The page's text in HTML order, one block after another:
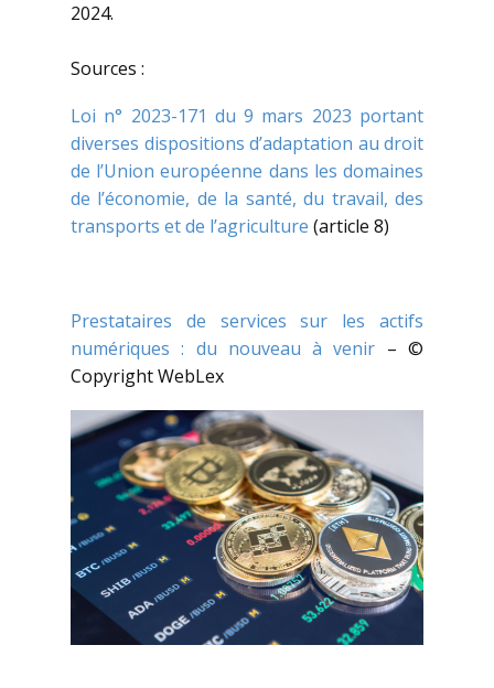
2024.
Sources :
Loi n° 2023-171 du 9 mars 2023 portant
diverses dispositions d’adaptation au droit
de l’Union européenne dans les domaines
de l’économie, de la santé, du travail, des
transports et de l’agriculture (article 8)
Prestataires de services sur les actifs
numériques : du nouveau à venir – ©
Copyright WebLex